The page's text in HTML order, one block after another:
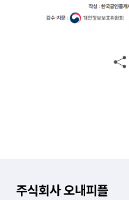
주식회사 오내피플